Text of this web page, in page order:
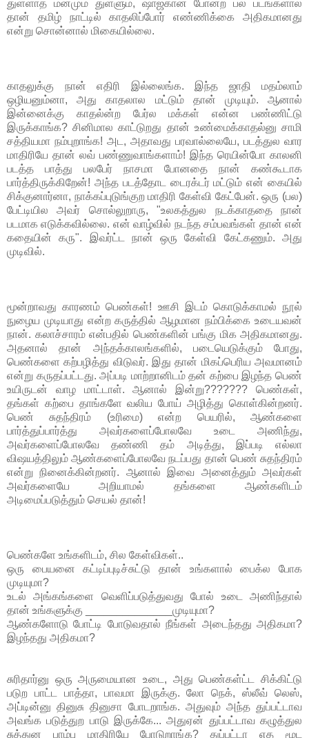
துள்ளாத மனமும் துள்ளும், ஷாஜகான் போன்ற பல படங்களால்
தான் தமிழ் நாட்டில் காதலிப்போர் எண்ணிக்கை அதிகமானது
என்று சொன்னால் மிகையில்லை.
காதலுக்கு நான் எதிரி இல்லைங்க. இந்த ஜாதி மதம்லாம்
ஒழியனும்னா, அது காதலால மட்டும் தான் முடியும். ஆனால்
இன்னைக்கு காதல்ன்ற பேர்ல மக்கள் என்ன பண்ணிட்டு
இருக்காங்க? சினிமால காட்டுறது தான் உண்மைக்காதல்னு சாமி
சத்தியமா நம்புறாங்க! அட, அதாவது பரவால்லையே, படத்துல வார
மாதிரியே தான் லவ் பண்ணுவாங்களாம்! இந்த ரெயின்போ காலனி
படத்த பாத்து பலபேர் நாசமா போனதை நான் கண்கூடாக
பார்த்திருக்கிறேன்! அந்த படத்தோட டைரக்டர் மட்டும் என் கையில்
சிக்குனார்னா, நாக்கப்புடுங்குற மாதிரி கேள்வி கேட்பேன். ஒரு (பல)
பேட்டியில அவர் சொல்லுறாரு, "உலகத்துல நடக்காததை நான்
படமாக எடுக்கவில்லை. என் வாழ்வில் நடந்த சம்பவங்கள் தான் என்
கதையின் கரு". இவர்ட்ட நான் ஒரு கேள்வி கேட்கணும். அது
முடிவில்.
மூன்றாவது காரணம் பெண்கள்! ஊசி இடம் கொடுக்காமல் நூல்
நுழைய முடியாது என்ற கருத்தில் ஆழமான நம்பிக்கை உடையவன்
நான். கலாச்சாரம் என்பதில் பெண்களின் பங்கு மிக அதிகமானது.
அதனால் தான் அந்தக்காலங்களில், படையெடுக்கும் போது,
பெண்களை கற்பழித்து விடுவர். இது தான் மிகப்பெரிய அவமானம்
என்று கருதப்பட்டது. அப்படி மாற்றானிடம் தன் கற்பை இழந்த பெண்
உயிருடன் வாழ மாட்டாள். ஆனால் இன்று??????? பெண்கள்,
தங்கள் கற்பை தாங்களே வலிய போய் அழித்து கொள்கின்றனர்.
பெண் சுதந்திரம் (உரிமை) என்ற பெயரில், ஆண்களை
பார்த்துப்பார்த்து அவர்களைப்போலவே உடை அணிந்து,
அவர்களைப்போலவே தண்ணி தம் அடித்து, இப்படி எல்லா
விஷயத்திலும் ஆண்களைப்போலவே நடப்பது தான் பெண் சுதந்திரம்
என்று நினைக்கின்றனர். ஆனால் இவை அனைத்தும் அவர்கள்
அவர்களையே அறியாமல் தங்களை ஆண்களிடம்
அடிமைப்படுத்தும் செயல் தான்!
பெண்களே உங்களிடம், சில கேள்விகள்..
ஒரு பையனை கட்டிப்புடிச்சுட்டு தான் உங்களால் பைக்ல போக
முடியுமா?
உடல் அங்கங்களை வெளிப்படுத்துவது போல் உடை அணிந்தால்
தான் உங்களுக்கு ______________முடியுமா?
ஆண்களோடு போட்டி போடுவதால் நீங்கள் அடைந்தது அதிகமா?
இழந்தது அதிகமா?
சுரிதார்னு ஒரு அருமையான உடை, அது பெண்கள்ட்ட சிக்கிட்டு
படுற பாட்ட பாத்தா, பாவமா இருக்கு. லோ நெக், ஸ்லீவ் லெஸ்,
அப்டின்னு தினுசு தினுசா போடறாங்க. அதுவும் அந்த துப்பட்டாவ
அவங்க படுத்துற பாடு இருக்கே... அதுஏன் துப்பட்டாவ கழுத்துல
சுத்துன பாம்பு மாதிரியே போடுறாங்க? துப்பட்டா எத மூட